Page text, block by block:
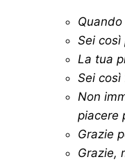
Sei così
La tua
Sei
Non
piacere
Grazie
Grazie,